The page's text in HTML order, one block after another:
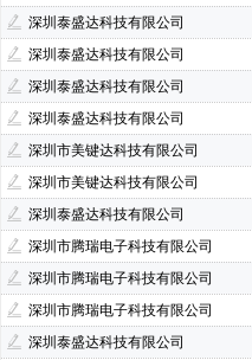
深圳泰盛达科技有限公司
深圳泰盛达科技有限公司
深圳泰盛达科技有限公司
深圳泰盛达科技有限公司
深圳市美键达科技有限公司
深圳市美键达科技有限公司
深圳泰盛达科技有限公司
深圳市腾瑞电子科技有限公司
深圳市腾瑞电子科技有限公司
深圳市腾瑞电子科技有限公司
深圳泰盛达科技有限公司